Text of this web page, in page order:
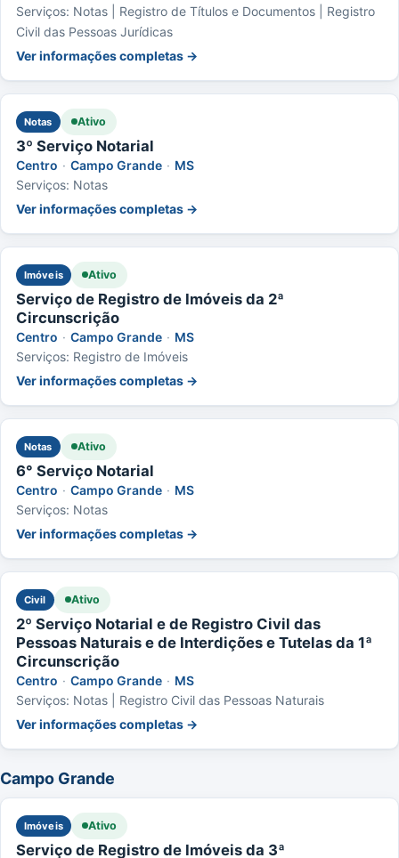
Serviços: Notas | Registro de Títulos e Documentos | Registro
Civil das Pessoas Jurídicas
Ver informações completas →
Notas Ativo
3º Serviço Notarial
Centro · Campo Grande · MS
Serviços: Notas
Ver informações completas →
Imóveis Ativo
Serviço de Registro de Imóveis da 2ª
Circunscrição
Centro · Campo Grande · MS
Serviços: Registro de Imóveis
Ver informações completas →
Notas Ativo
6° Serviço Notarial
Centro · Campo Grande · MS
Serviços: Notas
Ver informações completas →
Civil Ativo
2º Serviço Notarial e de Registro Civil das
Pessoas Naturais e de Interdições e Tutelas da 1ª
Circunscrição
Centro · Campo Grande · MS
Serviços: Notas | Registro Civil das Pessoas Naturais
Ver informações completas →
Campo Grande
Imóveis Ativo
Serviço de Registro de Imóveis da 3ª